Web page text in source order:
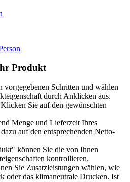
Produkt
vorgegebenen Schritten und wählen
durch Anklicken aus.
Sie auf den gewünschten
Menge und Lieferzeit Ihres
auf den entsprechenden Netto-
können Sie die von Ihnen
kontrollieren.
Sie Zusatzleistungen wählen, wie
oder das klimaneutrale Drucken. Ist